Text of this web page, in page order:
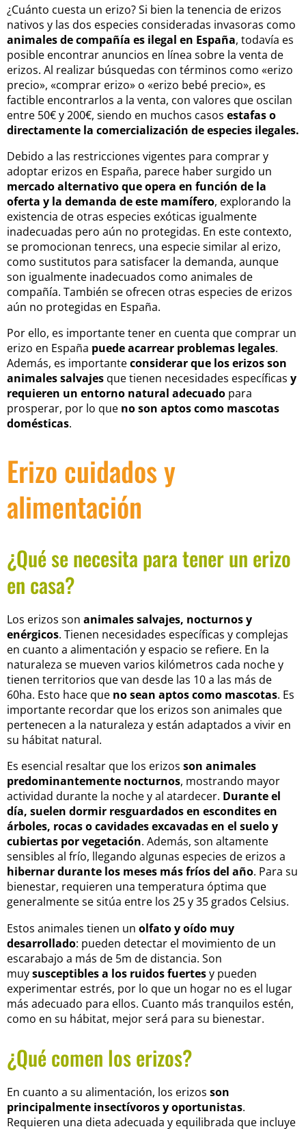
¿Cuánto cuesta un erizo? Si bien la tenencia de erizos
nativos y las dos especies consideradas invasoras como
animales de compañía es ilegal en España, todavía es
posible encontrar anuncios en línea sobre la venta de
erizos. Al realizar búsquedas con términos como «erizo
precio», «comprar erizo» o «erizo bebé precio», es
factible encontrarlos a la venta, con valores que oscilan
entre 50€ y 200€, siendo en muchos casos estafas o
directamente la comercialización de especies ilegales.
Debido a las restricciones vigentes para comprar y
adoptar erizos en España, parece haber surgido un
mercado alternativo que opera en función de la
oferta y la demanda de este mamífero, explorando la
existencia de otras especies exóticas igualmente
inadecuadas pero aún no protegidas. En este contexto,
se promocionan tenrecs, una especie similar al erizo,
como sustitutos para satisfacer la demanda, aunque
son igualmente inadecuados como animales de
compañía. También se ofrecen otras especies de erizos
aún no protegidas en España.
Por ello, es importante tener en cuenta que comprar un
erizo en España puede acarrear problemas legales.
Además, es importanteconsiderar que los erizos son
animales salvajes que tienen necesidades específicas y
requieren un entorno natural adecuado para
prosperar, por lo que no son aptos como mascotas
domésticas.
Erizo cuidados y
alimentación
¿Qué se necesita para tener un erizo
en casa?
Los erizos son animales salvajes, nocturnos y
enérgicos. Tienen necesidades específicas y complejas
en cuanto a alimentación y espacio se refiere. En la
naturaleza se mueven varios kilómetros cada noche y
tienen territorios que van desde las 10 a las más de
60ha. Esto hace que no sean aptos como mascotas. Es
importante recordar que los erizos son animales que
pertenecen a la naturaleza y están adaptados a vivir en
su hábitat natural.
Es esencial resaltar que los erizos son animales
predominantemente nocturnos, mostrando mayor
actividad durante la noche y al atardecer. Durante el
día, suelen dormir resguardados en escondites en
árboles, rocas o cavidades excavadas en el suelo y
cubiertas por vegetación. Además, son altamente
sensibles al frío, llegando algunas especies de erizos a
hibernar durante los meses más fríos del año. Para su
bienestar, requieren una temperatura óptima que
generalmente se sitúa entre los 25 y 35 grados Celsius.
Estos animales tienen un olfato y oído muy
desarrollado: pueden detectar el movimiento de un
escarabajo a más de 5m de distancia. Son
muysusceptibles a los ruidos fuertesy pueden
experimentar estrés, por lo que un hogar no es el lugar
más adecuado para ellos. Cuanto más tranquilos estén,
como en su hábitat, mejor será para su bienestar.
¿Qué comen los erizos?
En cuanto a su alimentación, los erizos son
principalmente insectívoros y oportunistas.
Requieren una dieta adecuada y equilibrada que incluye